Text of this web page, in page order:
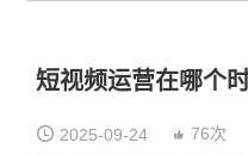
短视频运营在哪个
2025-09-24 76次